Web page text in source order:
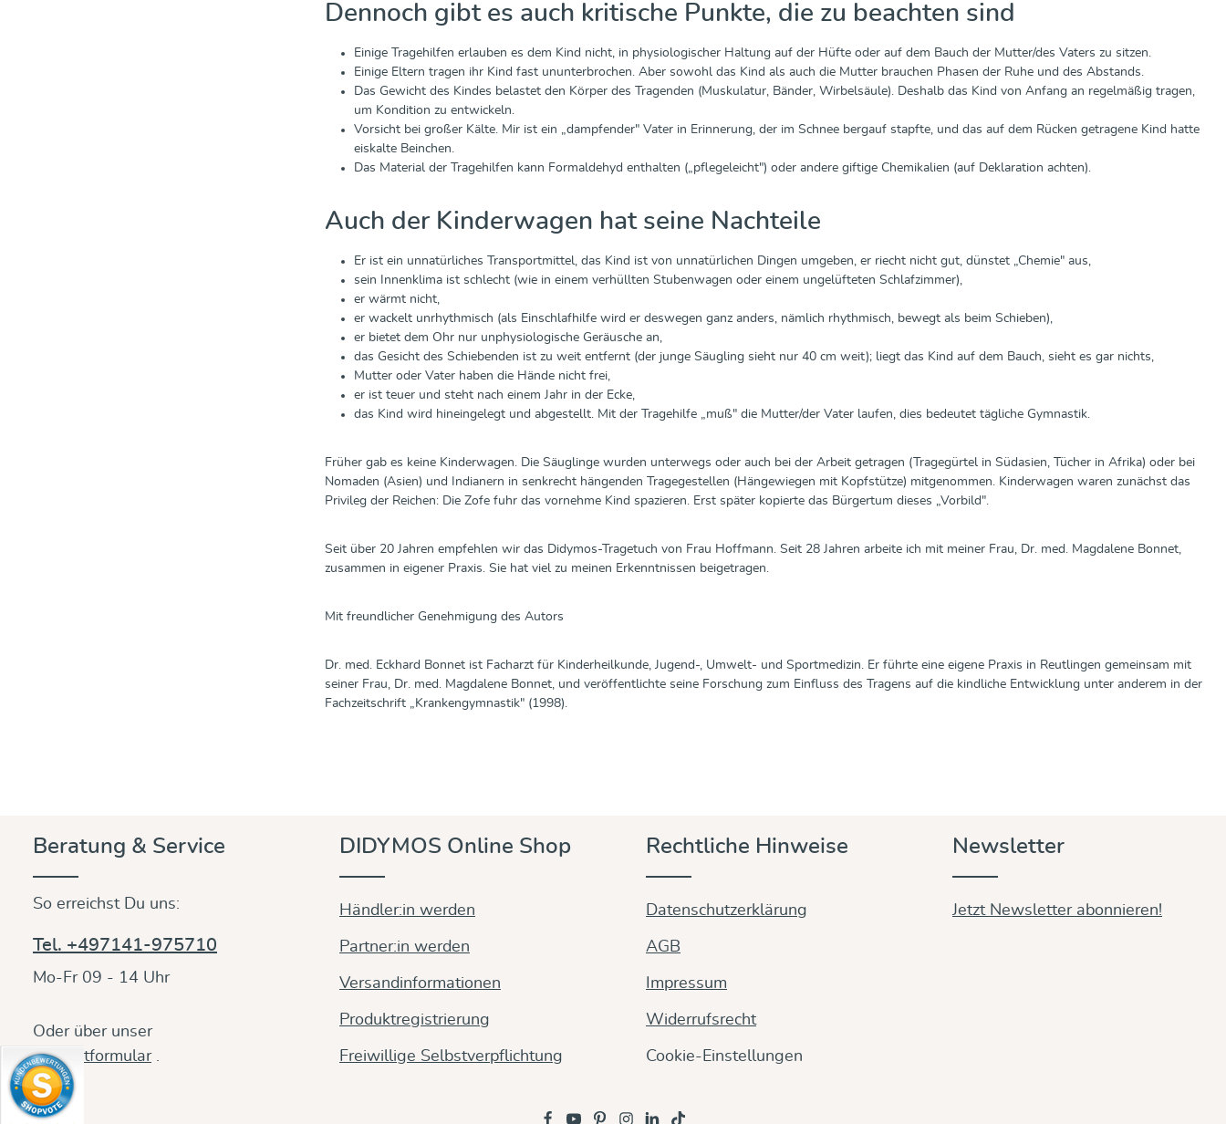
Dennoch gibt es auch kritische Punkte, die zu beachten sind
Einige Tragehilfen erlauben es dem Kind nicht, in physiologischer Haltung auf der Hüfte oder auf dem Bauch der Mutter/des Vaters zu sitzen.
Einige Eltern tragen ihr Kind fast ununterbrochen. Aber sowohl das Kind als auch die Mutter brauchen Phasen der Ruhe und des Abstands.
Das Gewicht des Kindes belastet den Körper des Tragenden (Muskulatur, Bänder, Wirbelsäule). Deshalb das Kind von Anfang an regelmäßig tragen,
um Kondition zu entwickeln.
Vorsicht bei großer Kälte. Mir ist ein „dampfender" Vater in Erinnerung, der im Schnee bergauf stapfte, und das auf dem Rücken getragene Kind hatte
eiskalte Beinchen.
Das Material der Tragehilfen kann Formaldehyd enthalten („pflegeleicht") oder andere giftige Chemikalien (auf Deklaration achten).
Auch der Kinderwagen hat seine Nachteile
Er ist ein unnatürliches Transportmittel, das Kind ist von unnatürlichen Dingen umgeben, er riecht nicht gut, dünstet „Chemie" aus,
sein Innenklima ist schlecht (wie in einem verhüllten Stubenwagen oder einem ungelüfteten Schlafzimmer),
er wärmt nicht,
er wackelt unrhythmisch (als Einschlafhilfe wird er deswegen ganz anders, nämlich rhythmisch, bewegt als beim Schieben),
er bietet dem Ohr nur unphysiologische Geräusche an,
das Gesicht des Schiebenden ist zu weit entfernt (der junge Säugling sieht nur 40 cm weit); liegt das Kind auf dem Bauch, sieht es gar nichts,
Mutter oder Vater haben die Hände nicht frei,
er ist teuer und steht nach einem Jahr in der Ecke,
das Kind wird hineingelegt und abgestellt. Mit der Tragehilfe „muß" die Mutter/der Vater laufen, dies bedeutet tägliche Gymnastik.
Früher gab es keine Kinderwagen. Die Säuglinge wurden unterwegs oder auch bei der Arbeit getragen (Tragegürtel in Südasien, Tücher in Afrika) oder bei
Nomaden (Asien) und Indianern in senkrecht hängenden Tragegestellen (Hängewiegen mit Kopfstütze) mitgenommen. Kinderwagen waren zunächst das
Privileg der Reichen: Die Zofe fuhr das vornehme Kind spazieren. Erst später kopierte das Bürgertum dieses „Vorbild".
Seit über 20 Jahren empfehlen wir das Didymos-Tragetuch von Frau Hoffmann. Seit 28 Jahren arbeite ich mit meiner Frau, Dr. med. Magdalene Bonnet,
zusammen in eigener Praxis. Sie hat viel zu meinen Erkenntnissen beigetragen.
Mit freundlicher Genehmigung des Autors
Dr. med. Eckhard Bonnet ist Facharzt für Kinderheilkunde, Jugend-, Umwelt- und Sportmedizin. Er führte eine eigene Praxis in Reutlingen gemeinsam mit
seiner Frau, Dr. med. Magdalene Bonnet, und veröffentlichte seine Forschung zum Einfluss des Tragens auf die kindliche Entwicklung unter anderem in der
Fachzeitschrift „Krankengymnastik" (1998).
Beratung & Service
So erreichst Du uns:
Tel. +497141-975710
Mo-Fr 09 - 14 Uhr
Oder über unser
Kontaktformular.
DIDYMOS Online Shop
Händler:in werden
Partner:in werden
Versandinformationen
Produktregistrierung
Freiwillige Selbstverpflichtung
Rechtliche Hinweise
Datenschutzerklärung
AGB
Impressum
Widerrufsrecht
Cookie-Einstellungen
Newsletter
Jetzt Newsletter abonnieren!